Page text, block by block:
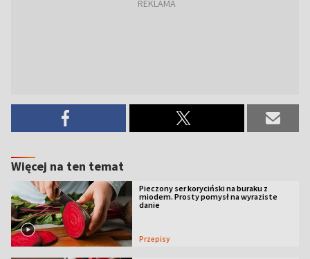
Więcej na ten temat
Pieczony ser koryciński na buraku z
miodem. Prosty pomysł na wyraziste
danie
Przepisy